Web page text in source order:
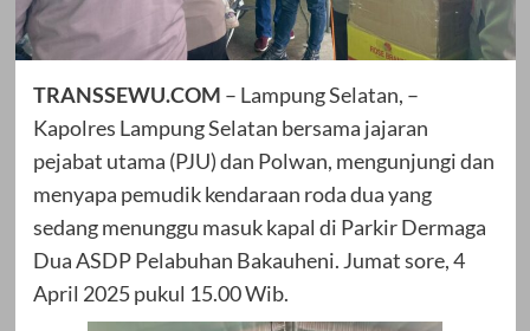
TRANSSEWU.COM – Lampung Selatan, –
Kapolres Lampung Selatan bersama jajaran
pejabat utama (PJU) dan Polwan, mengunjungi dan
menyapa pemudik kendaraan roda dua yang
sedang menunggu masuk kapal di Parkir Dermaga
Dua ASDP Pelabuhan Bakauheni. Jumat sore, 4
April 2025 pukul 15.00 Wib.